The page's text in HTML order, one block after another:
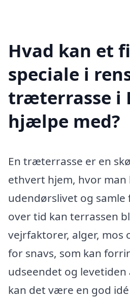
Hvad kan et
speciale i
træterrasse i
hjælpe med?
En træterrasse er en
ethvert hjem, hvor man
udendørslivet og samle
over tid kan terrassen
vejrfaktorer, alger, mos
for snavs, som kan
udseendet og
kan det være en god